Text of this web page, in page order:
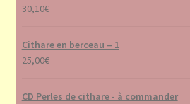
30,10€
Cithare en berceau – 1
25,00€
CD Perles de cithare - à commander